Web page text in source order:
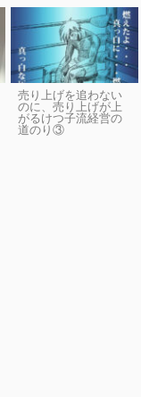
売り上げを追わない
のに、売り上げが上
がるけつ子流経営の
道のり③